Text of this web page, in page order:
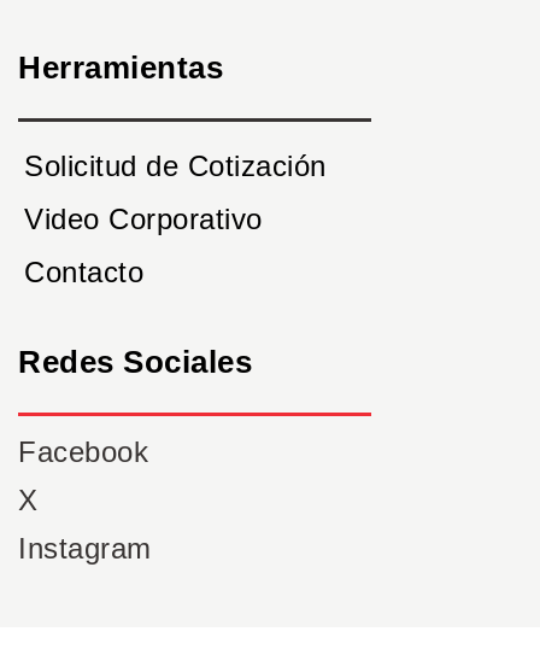
Herramientas
Solicitud de Cotización
Video Corporativo
Contacto
Redes Sociales
Facebook
X
Instagram